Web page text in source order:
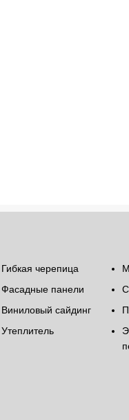
Гибкая черепица
Фасадные панели
Виниловый сайдинг
Утеплитель